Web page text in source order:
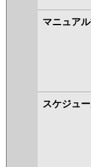
マニュア
スケジュ